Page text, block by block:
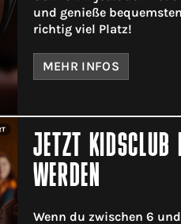
und genieße
richtig viel Platz!
MEHR INFOS
JETZT KIDSCLUB
WERDEN
Wenn du zwischen 6